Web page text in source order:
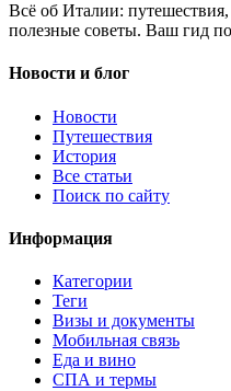
Всё об Италии:
полезные советы. Ваш гид
Новости и блог
Новости
Путешествия
История
Все статьи
Поиск по сайту
Информация
Категории
Теги
Визы и документы
Мобильная связь
Еда и вино
СПА и термы